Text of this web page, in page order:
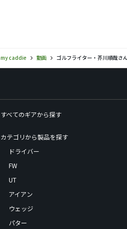
my caddie 動画 ゴルフライター・芥川順哉さ
すべてのギアから探す
カテゴリから製品を探す
ドライバー
FW
UT
アイアン
ウェッジ
パター